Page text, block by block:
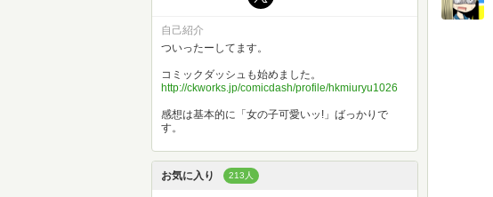
自己紹介
ついったーしてます。
コミックダッシュも始めました。
http://ckworks.jp/comicdash/profile/hkmiuryu1026
感想は基本的に「女の子可愛いッ!」ばっかりで
す。
お気に入り 213人